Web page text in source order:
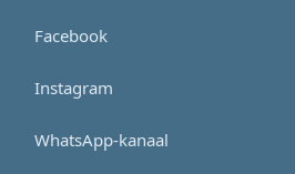
Facebook
Instagram
WhatsApp-kanaal